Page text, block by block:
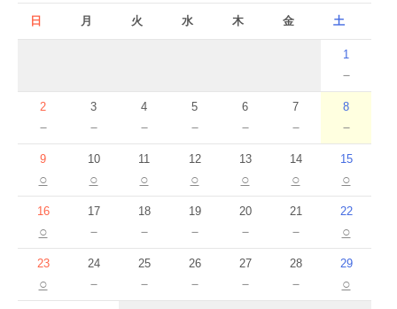
日 月 火 水 木 金 土
1
－
2
－
3
－
4
－
5
－
6
－
7
－
8
－
9
○
10
○
11
○
12
○
13
○
14
○
15
○
16
○
17
－
18
－
19
－
20
－
21
－
22
○
23
○
24
－
25
－
26
－
27
－
28
－
29
○